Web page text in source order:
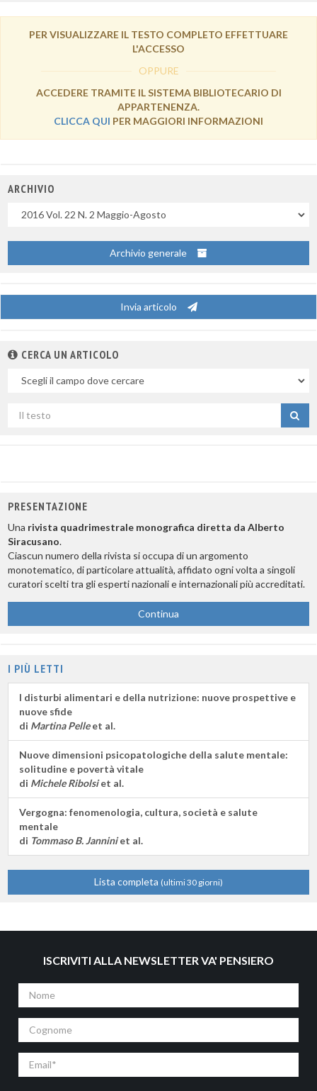
PER VISUALIZZARE IL TESTO COMPLETO EFFETTUARE
L'ACCESSO
OPPURE
ACCEDERE TRAMITE IL SISTEMA BIBLIOTECARIO DI
APPARTENENZA.
CLICCA QUI PER MAGGIORI INFORMAZIONI
ARCHIVIO
Uscite
Archivio generale
Invia articolo
CERCA UN ARTICOLO
Nel
Cerca
PRESENTAZIONE
Una rivista quadrimestrale monografica diretta da Alberto
Siracusano.
Ciascun numero della rivista si occupa di un argomento
monotematico, di particolare attualità, affidato ogni volta a singoli
curatori scelti tra gli esperti nazionali e internazionali più accreditati.
Continua
I PIÙ LETTI
I disturbi alimentari e della nutrizione: nuove prospettive e
nuove sfide
di Martina Pelleet al.
Nuove dimensioni psicopatologiche della salute mentale:
solitudine e povertà vitale
di Michele Ribolsiet al.
Vergogna: fenomenologia, cultura, società e salute
mentale
di Tommaso B. Janniniet al.
Lista completa (ultimi 30 giorni)
ISCRIVITI ALLA NEWSLETTER VA' PENSIERO
Nome
Cognome
Email